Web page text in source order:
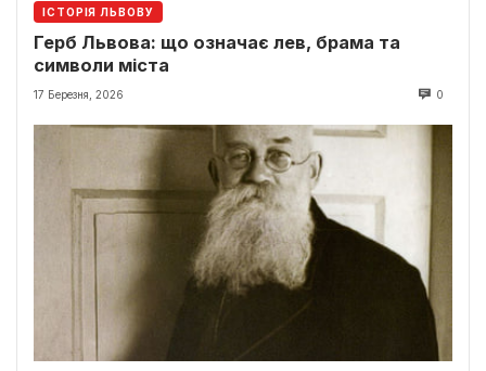
ІСТОРІЯ ЛЬВОВУ
Герб Львова: що означає лев, брама та
символи міста
17 Березня, 2026 0